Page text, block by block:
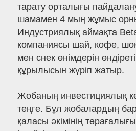
тарату орталығы
шамамен 4 мың жұмыс
Индустриялық аймақта
компаниясы шай, кофе,
мен снек өнімдерін
құрылысын жүріп жатыр.
Жобаның инвестициялық
теңге. Бұл жобалардың
қаласы әкімінің